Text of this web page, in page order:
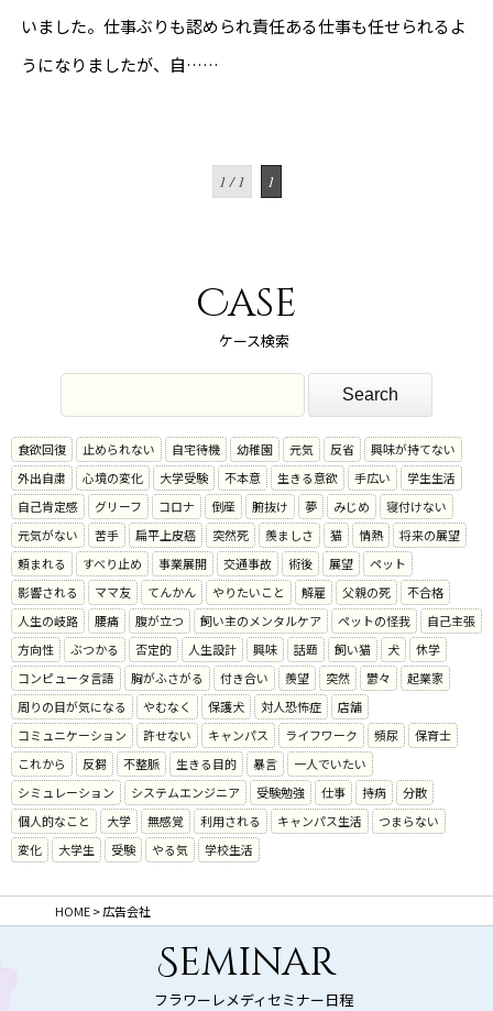
いました。仕事ぶりも認められ責任ある仕事も任せられるよ
うになりましたが、自……
1 / 1 1
Case
ケース検索
食欲回復 止められない 自宅待機 幼稚園 元気 反省
興味が持てない
外出自粛
心境の変化 大学受験 不本意 生きる意欲 手広い
学生生活
自己肯定感
グリーフ コロナ 倒産 腑抜け 夢 みじめ
寝付けない
元気がない
苦手 扁平上皮癌 突然死 羨ましさ 猫 情熱
将来の展望
頼まれる
すべり止め 事業展開 交通事故 術後 展望
ペット
影響される
ママ友 てんかん やりたいこと 解雇 父親の死
不合格
人生の岐路
腰痛 腹が立つ 飼い主のメンタルケア ペットの怪我
自己主張
方向性
ぶつかる 否定的 人生設計 興味 話題 飼い猫 犬
休学
コンピュータ言語
胸がふさがる 付き合い 羨望 突然 鬱々
起業家
周りの目が気になる
やむなく 保護犬 対人恐怖症
店舗
コミュニケーション
許せない キャンパス ライフワーク 頻尿
保育士
これから
反芻 不整脈 生きる目的 暴言
一人でいたい
シミュレーション
システムエンジニア 受験勉強 仕事 持病
分散
個人的なこと
大学 無感覚 利用される キャンパス生活
つまらない
変化
大学生 受験 やる気 学校生活
HOME>広告会社
Seminar
フラワーレメディセミナー日程